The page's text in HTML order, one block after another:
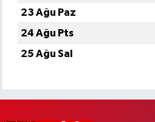
23 Ağu Paz
24 Ağu Pts
25 Ağu Sal